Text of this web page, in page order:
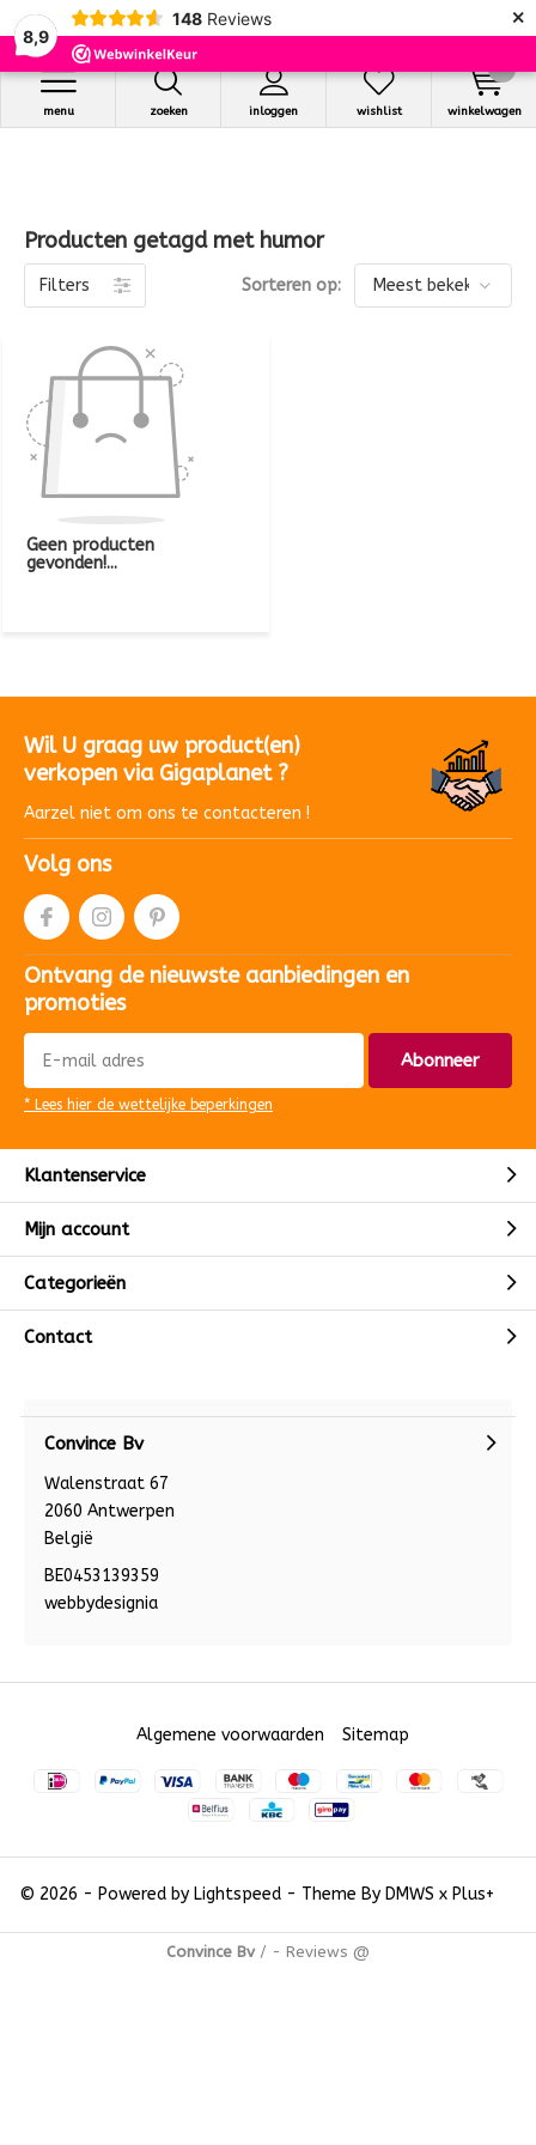
8,9
148 Reviews ×
zoeken inloggen
menu wishlist winkelwagen
Producten getagd met humor
Filters Sorteren op:
Geen producten
gevonden!...
Wil U graag uw product(en)
verkopen via Gigaplanet ?
Aarzel niet om ons te contacteren !
Volg ons
Ontvang de nieuwste aanbiedingen en
promoties
Abonneer
* Lees hier de wettelijke beperkingen
Klantenservice
Mijn account
Categorieën
Contact
Convince Bv
Walenstraat 67
2060 Antwerpen
België
BE0453139359
webbydesignia
© 2026 - Powered by Lightspeed- Theme By DMWS x Plus+
Algemene voorwaarden Sitemap
Convince Bv/ - Reviews @